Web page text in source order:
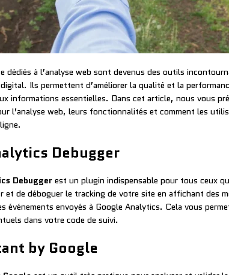
dédiés à l’analyse web sont devenus des outils
Ils permettent d’améliorer la qualité et la
informations essentielles. Dans cet article, nous vous
l’analyse web, leurs fonctionnalités et comment les
Debugger
Debuggerest un plugin indispensable pour tous ceux
et de déboguer le tracking de votre site en affichant des
événements envoyés à Google Analytics. Cela vous
dans votre code de suivi.
by Google